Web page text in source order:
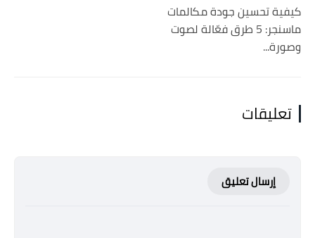
كيفية تحسين جودة مكالمات
ماسنجر: 5 طرق فعّالة لصوت
وصورة...
تعليقات
إرسال تعليق